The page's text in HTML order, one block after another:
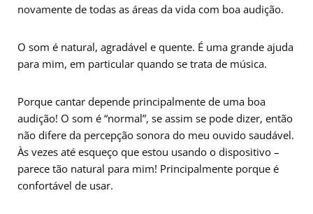
novamente de todas as áreas da vida com boa audição.
O som é natural, agradável e quente. É uma grande ajuda
para mim, em particular quando se trata de música.
Porque cantar depende principalmente de uma boa
audição! O som é “normal”, se assim se pode dizer, então
não difere da percepção sonora do meu ouvido saudável.
Às vezes até esqueço que estou usando o dispositivo –
parece tão natural para mim! Principalmente porque é
confortável de usar.